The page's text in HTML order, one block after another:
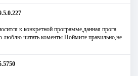
к конкретной программе,данная прога
люблю читать коменты.Поймите правильно,не